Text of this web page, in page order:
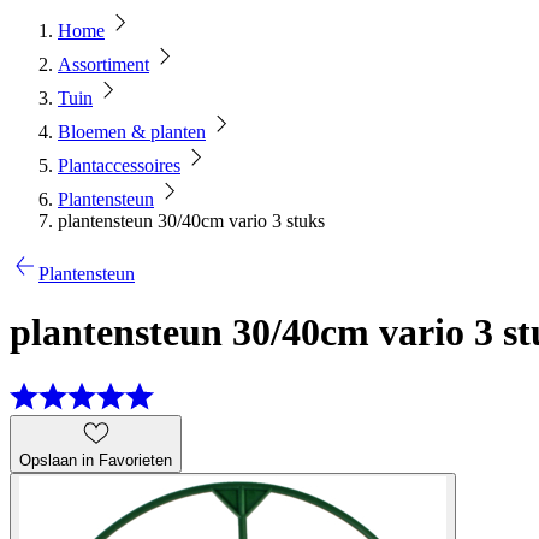
Home
Assortiment
Tuin
Bloemen & planten
Plantaccessoires
Plantensteun
plantensteun 30/40cm vario 3 stuks
Plantensteun
plantensteun 30/40cm vario 3
Opslaan in Favorieten